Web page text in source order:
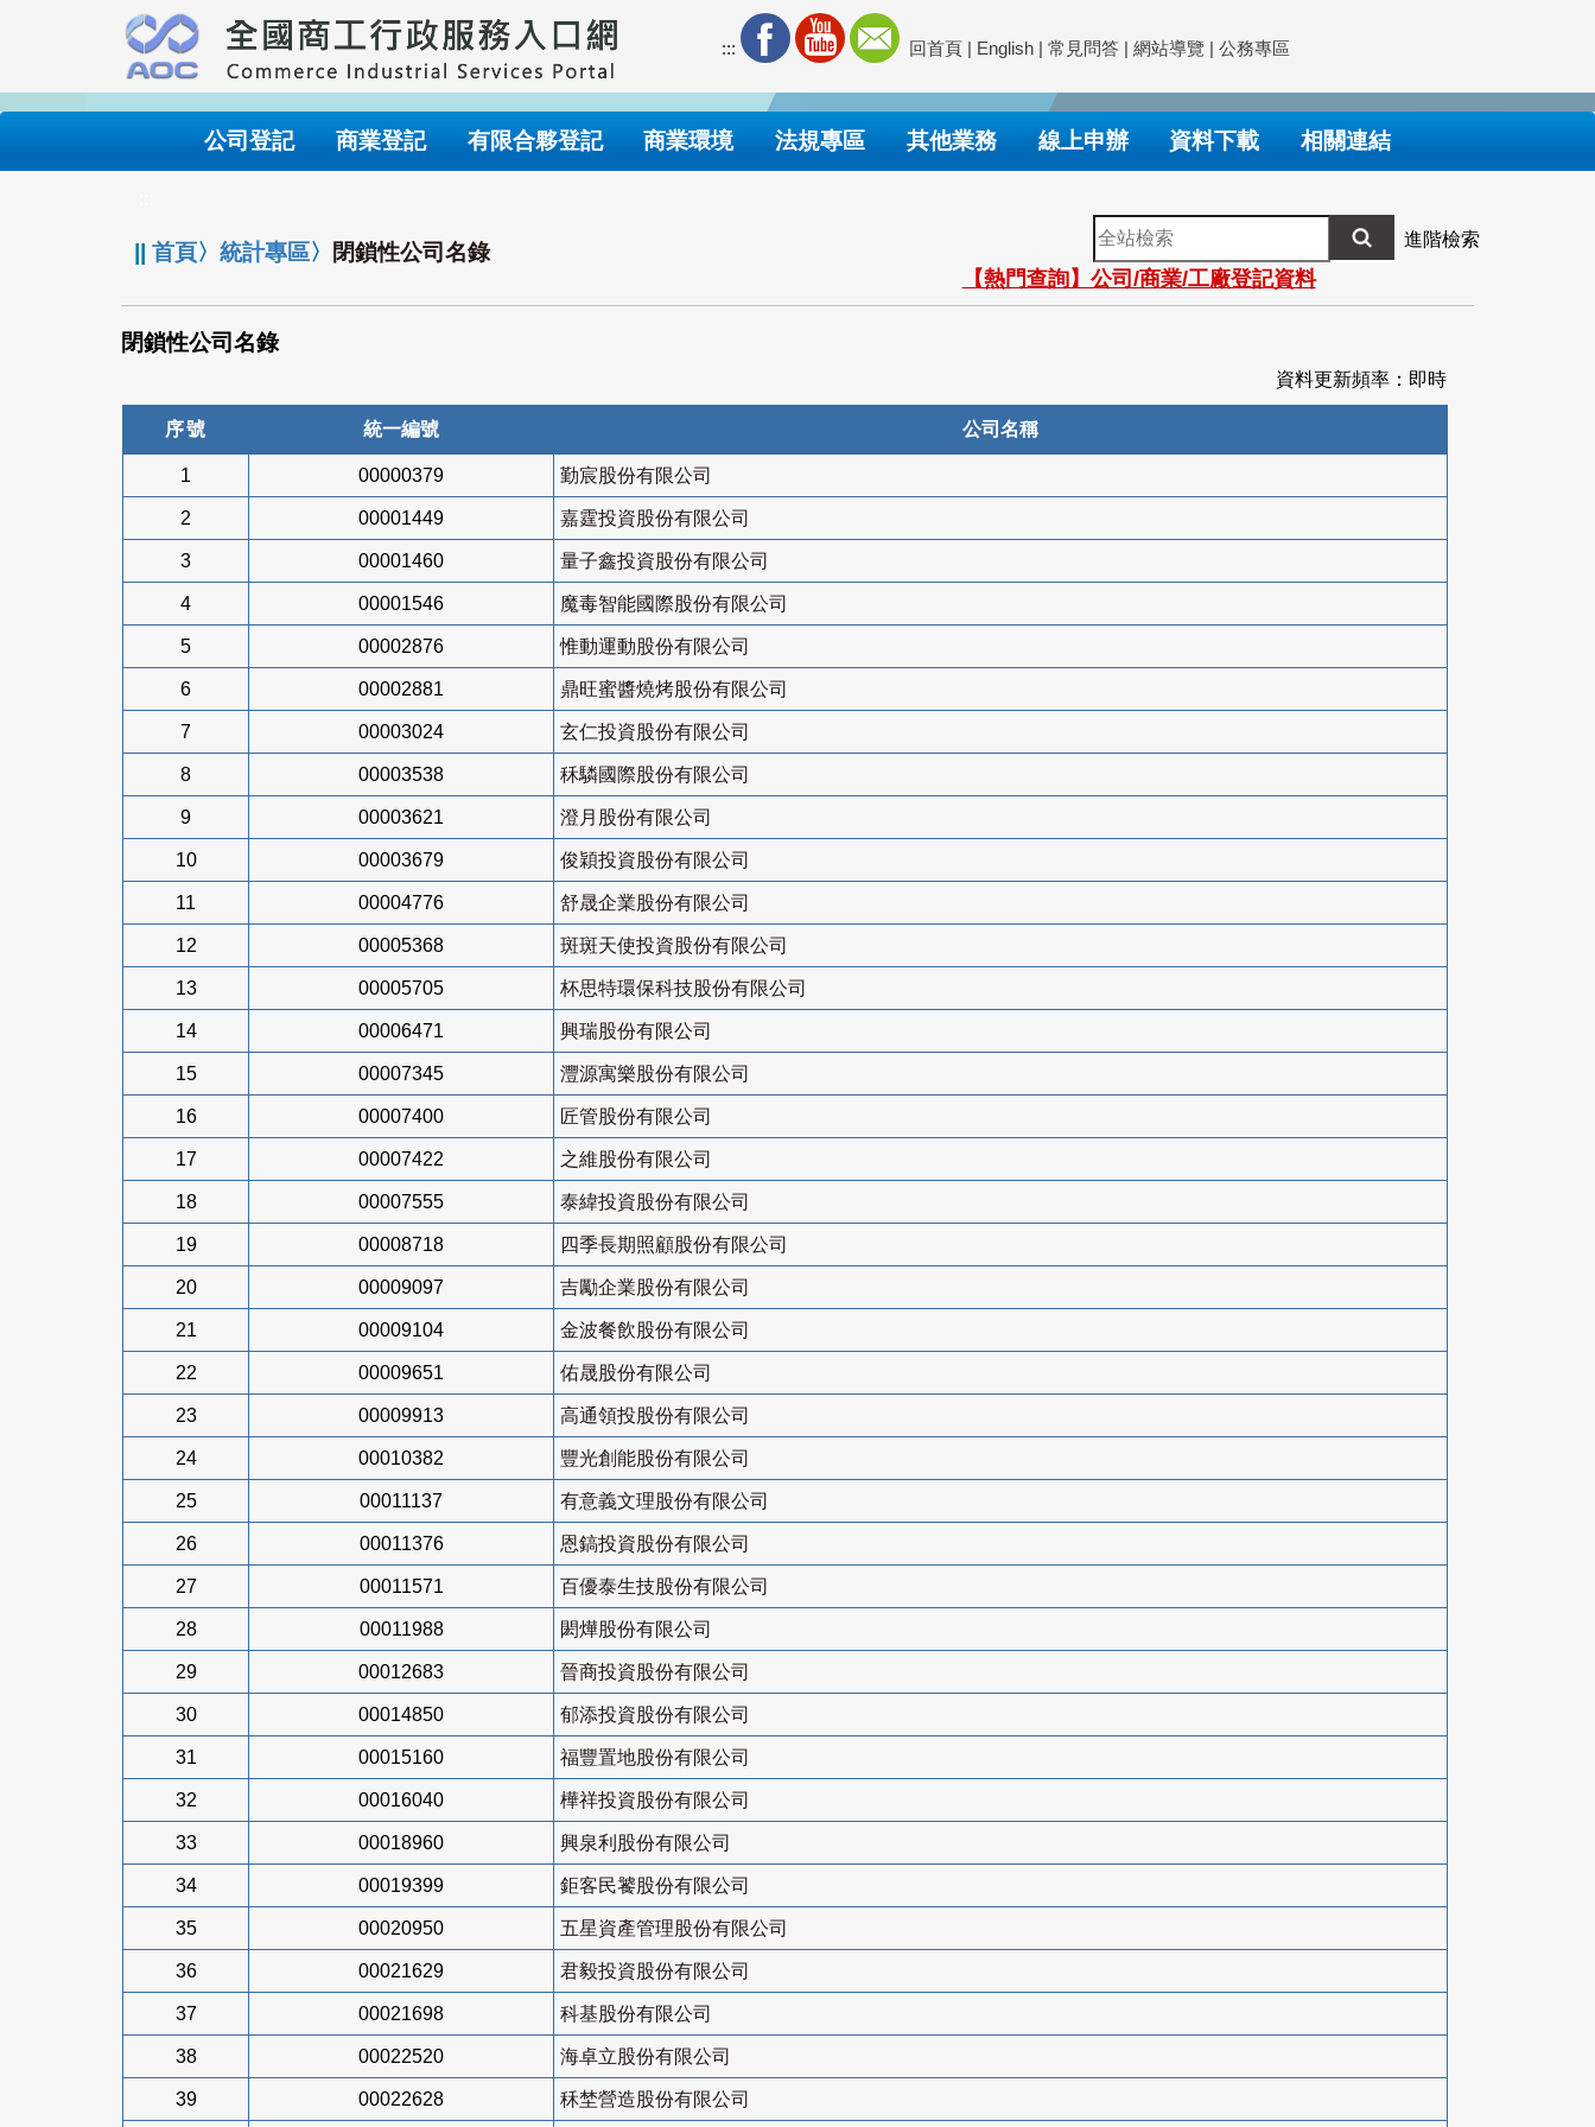
要
內
::: 回首頁 | English | 常見問答 | 網站導覽 | 公務專區
公司登記 商業登記 有限合夥登記 商業環境 法規專區 其他業務 線上申辦 資料下載 相關連結
||首頁〉統計專區〉 閉鎖性公司名錄
全
站
檢
索
進階檢索
【熱門查詢】公司/商業/工廠登記資料
閉鎖性公司名錄
資料更新頻率：即時
序號 統一編號 公司名稱
1 00000379 勤宸股份有限公司
2 00001449 嘉霆投資股份有限公司
3 00001460 量子鑫投資股份有限公司
4 00001546 魔毒智能國際股份有限公司
5 00002876 惟動運動股份有限公司
6 00002881 鼎旺蜜醬燒烤股份有限公司
7 00003024 玄仁投資股份有限公司
8 00003538 秝驎國際股份有限公司
9 00003621 澄月股份有限公司
10 00003679 俊穎投資股份有限公司
11 00004776 舒晟企業股份有限公司
12 00005368 斑斑天使投資股份有限公司
13 00005705 杯思特環保科技股份有限公司
14 00006471 興瑞股份有限公司
15 00007345 灃源寓樂股份有限公司
16 00007400 匠管股份有限公司
17 00007422 之維股份有限公司
18 00007555 泰緯投資股份有限公司
19 00008718 四季長期照顧股份有限公司
20 00009097 吉勵企業股份有限公司
21 00009104 金波餐飲股份有限公司
22 00009651 佑晟股份有限公司
23 00009913 高通領投股份有限公司
24 00010382 豐光創能股份有限公司
25 00011137 有意義文理股份有限公司
26 00011376 恩鎬投資股份有限公司
27 00011571 百優泰生技股份有限公司
28 00011988 閎燁股份有限公司
29 00012683 晉商投資股份有限公司
30 00014850 郁添投資股份有限公司
31 00015160 福豐置地股份有限公司
32 00016040 樺祥投資股份有限公司
33 00018960 興泉利股份有限公司
34 00019399 鉅客民饕股份有限公司
35 00020950 五星資產管理股份有限公司
36 00021629 君毅投資股份有限公司
37 00021698 科基股份有限公司
38 00022520 海卓立股份有限公司
39 00022628 秝埜營造股份有限公司